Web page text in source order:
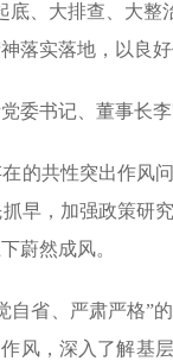
底、大排查、大
落实落地，以良
委书记、董事长
的共性突出作风
早，加强政策研
蔚然成风。
自省、严肃严格”
风，深入了解基